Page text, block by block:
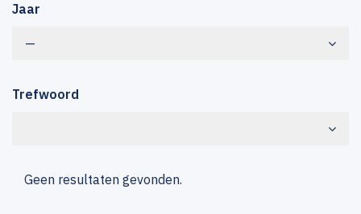
Jaar
—
Trefwoord
Geen resultaten gevonden.